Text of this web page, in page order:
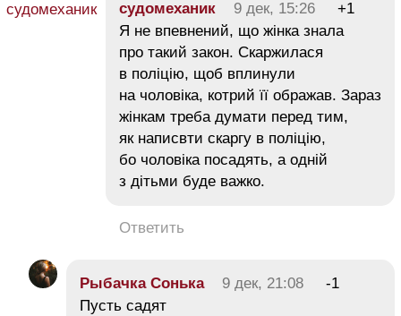
судомеханик 9 дек, 15:26
+1
Я не впевнений, що жінка знала
про такий закон. Скаржилася
в поліцію, щоб вплинули
на чоловіка, котрий її ображав. Зараз
жінкам треба думати перед тим,
як написвти скаргу в поліцію,
бо чоловіка посадять, а одній
з дітьми буде важко.
Ответить
Рыбачка Сонька 9 дек, 21:08
-1
Пусть садят